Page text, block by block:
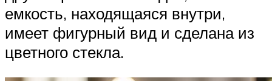
емкость, находящаяся внутри,
имеет фигурный вид и сделана из
цветного стекла.